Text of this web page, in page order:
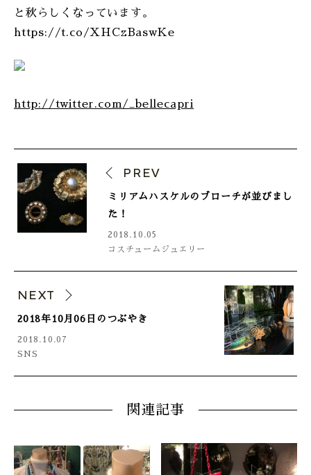
と秋らしくなっています。
https://t.co/XHCzBaswKe
http://twitter.com/_bellecapri
PREV
ミリアムハスケルのブローチが並びまし
た！
2018.10.05
コスチュームジュエリー
NEXT
2018年10月06日のつぶやき
2018.10.07
SNS
関連記事